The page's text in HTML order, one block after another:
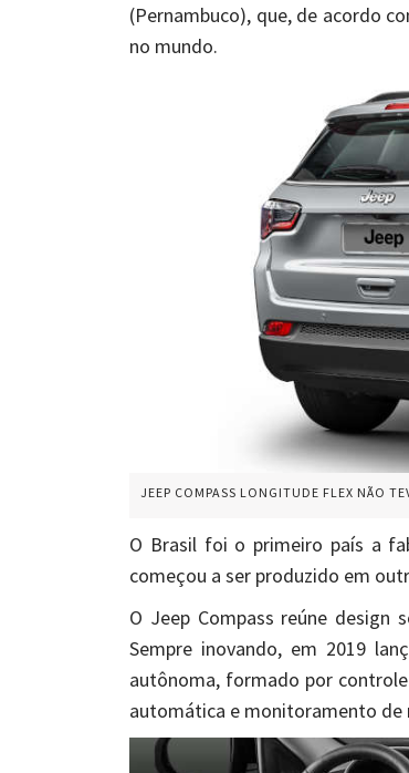
(Pernambuco), que, de acordo
no mundo.
JEEP COMPASS LONGITUDE FLEX NÃO
O Brasil foi o primeiro país a
começou a ser produzido em
O Jeep Compass reúne
Sempre inovando, em 2019
autônoma, formado por
automática e monitoramento de